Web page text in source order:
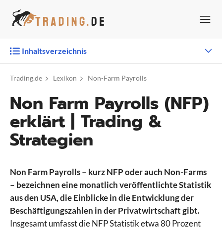
Inhalt
Inhaltsverzeichnis
Trading.de Lexikon Non-Farm Payrolls
Non Farm Payrolls (NFP)
erklärt | Trading &
Strategien
Non Farm Payrolls – kurz NFP oder auch Non-Farms
– bezeichnen eine monatlich veröffentlichte Statistik
aus den USA, die Einblicke in die Entwicklung der
Beschäftigungszahlen in der Privatwirtschaft gibt.
Insgesamt umfasst die NFP Statistik etwa 80 Prozent